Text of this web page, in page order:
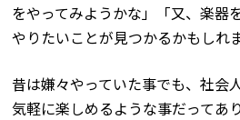
をやってみようかな」「又、楽器
やりたいことが見つかるかもしれ
昔は嫌々やっていた事でも、社会
気軽に楽しめるような事だってあ